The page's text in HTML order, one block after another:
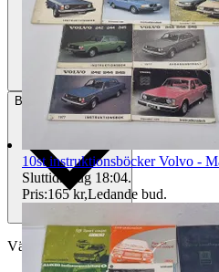
BetalningVia Tradera
Välj till köparskydd
10st instruktionsböcker Volvo -
Sluttid9 aug 18:04.
Pris:165 kr,Ledande bud.